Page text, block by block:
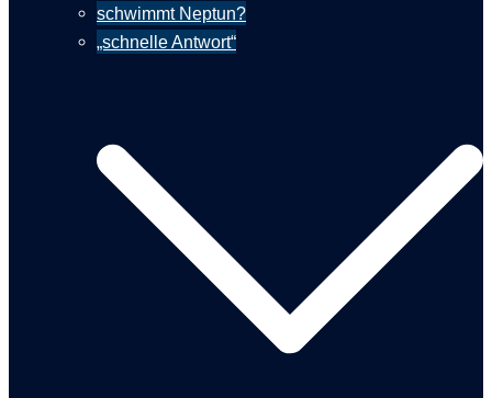
schwimmt Neptun?
„schnelle Antwort“